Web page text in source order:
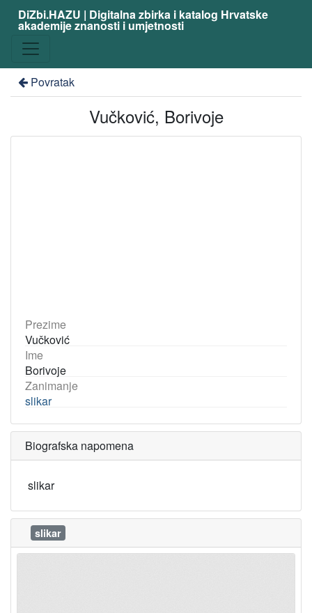
DiZbi.HAZU | Digitalna zbirka i katalog Hrvatske
akademije znanosti i umjetnosti
Povratak
Vučković, Borivoje
Prezime
Vučković
Ime
Borivoje
Zanimanje
slikar
Biografska napomena
slikar
slikar